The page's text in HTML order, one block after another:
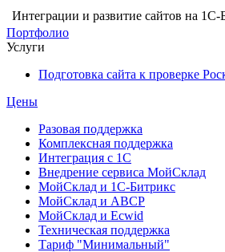
Интеграции и развитие сайтов на 1С-
Портфолио
Услуги
Подготовка сайта к проверке
Цены
Разовая поддержка
Комплексная поддержка
Интеграция с 1С
Внедрение сервиса МойСклад
МойСклад и 1С-Битрикс
МойСклад и ABCP
МойСклад и Ecwid
Техническая поддержка
Тариф "Минимальный"